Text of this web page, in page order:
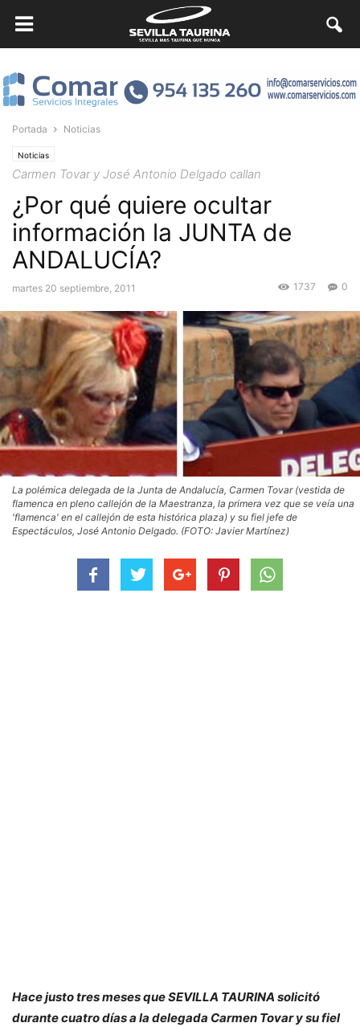
Portada Noticias
Noticias
Carmen Tovar y José Antonio Delgado callan
¿Por qué quiere ocultar
información la JUNTA de
ANDALUCÍA?
martes 20 septiembre, 2011 0
1737
La polémica delegada de la Junta de Andalucía, Carmen Tovar (vestida de
flamenca en pleno callejón de la Maestranza, la primera vez que se veía una
'flamenca' en el callejón de esta histórica plaza) y su fiel jefe de
Espectáculos, José Antonio Delgado. (FOTO: Javier Martínez)
Hace justo tres meses que SEVILLA TAURINA solicitó
durante cuatro días a la delegada Carmen Tovar y su fiel